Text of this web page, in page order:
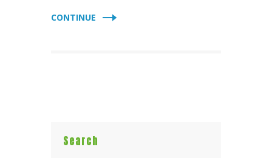
CONTINUE
Search